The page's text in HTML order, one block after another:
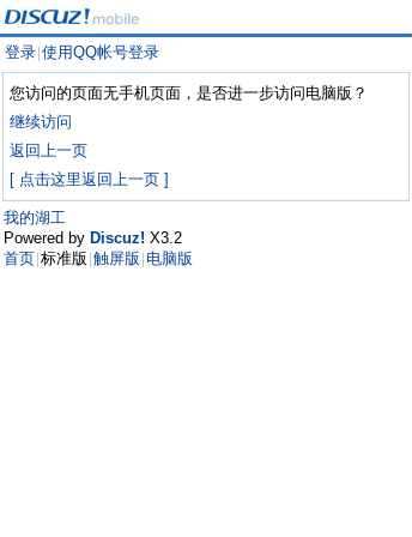
登录 使用QQ帐号登录
您访问的页面无手机页面，是否进一步访问电脑版？
继续访问
返回上一页
[ 点击这里返回上一页 ]
我的湖工
Powered by Discuz! X3.2
首页 标准版 触屏版 电脑版